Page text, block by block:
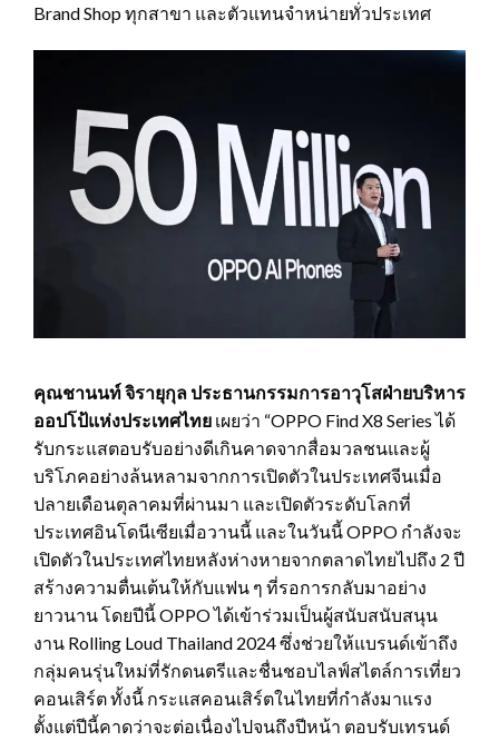
Brand Shop ทุกสาขา และตัวแทนจำหน่ายทั่วประเทศ
คุณชานนท์ จิรายุกุล ประธานกรรมการอาวุโสฝ่ายบริหาร
ออปโป้แห่งประเทศไทย เผยว่า “OPPO Find X8 Seriesได้
รับกระแสตอบรับอย่างดีเกินคาดจากสื่อมวลชนและผู้
บริโภคอย่างล้นหลามจากการเปิดตัวในประเทศจีนเมื่อ
ปลายเดือนตุลาคมที่ผ่านมา และเปิดตัวระดับโลกที่
ประเทศอินโดนีเซียเมื่อวานนี้ และในวันนี้OPPO กำลังจะ
เปิดตัวในประเทศไทยหลังห่างหายจากตลาดไทยไปถึง 2 ปี
สร้างความตื่นเต้นให้กับแฟน ๆ ที่รอการกลับมาอย่าง
ยาวนาน โดยปีนี้OPPOได้เข้าร่วมเป็นผู้สนับสนับสนุน
งาน Rolling Loud Thailand 2024 ซึ่งช่วยให้แบรนด์เข้าถึง
กลุ่มคนรุ่นใหม่ที่รักดนตรีและชื่นชอบไลฟ์สไตล์การเที่ยว
คอนเสิร์ต ทั้งนี้ กระแสคอนเสิร์ตในไทยที่กำลังมาแรง
ตั้งแต่ปีนี้คาดว่าจะต่อเนื่องไปจนถึงปีหน้า ตอบรับเทรนด์